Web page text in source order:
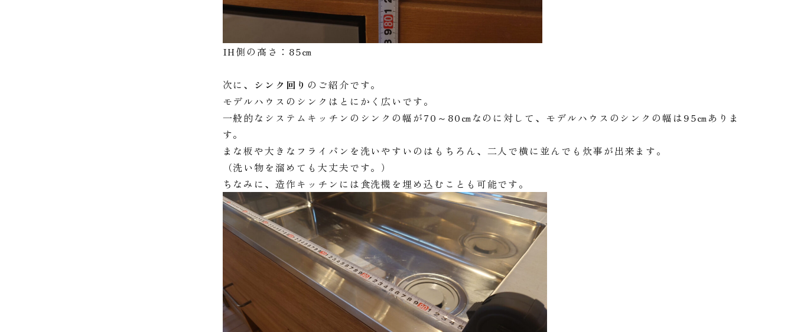
IH側の高さ：85㎝
次に、 シンク回り のご紹介です。
モデルハウスのシンクはとにかく広いです。
一般的なシステムキッチンのシンクの幅が70～80㎝なのに対して、モデルハウスのシンクの幅は95㎝ありま
す。
まな板や大きなフライパンを洗いやすいのはもちろん、二人で横に並んでも炊事が出来ます。
（洗い物を溜めても大丈夫です。）
ちなみに、造作キッチンには食洗機を埋め込むことも可能です。